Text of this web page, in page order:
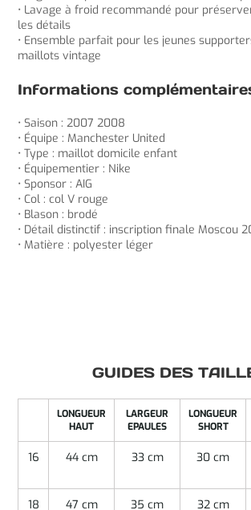
• Lavage à froid recommandé pour
les détails
• Ensemble parfait pour les jeunes
maillots vintage
Informations
• Saison : 2007 2008
• Équipe : Manchester United
• Type : maillot domicile enfant
• Équipementier : Nike
• Sponsor : AIG
• Col : col V rouge
• Blason : brodé
• Détail distinctif : inscription finale Moscou
• Matière : polyester léger
GUIDES DES
LONGUEUR
HAUT
LARGEUR
EPAULES
LONGUEUR
SHORT
16 44 cm 33 cm 30 cm
18 47 cm 35 cm 32 cm